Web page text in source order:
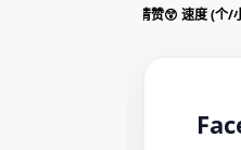
FB post wow表情赞😲 速度 (个/